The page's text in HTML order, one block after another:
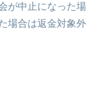
が中止になった場
場合は返金対象外